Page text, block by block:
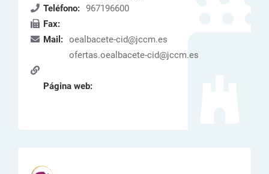
Teléfono: 967196600
Fax:
Mail: oealbacete-cid@jccm.es
ofertas.oealbacete-cid@jccm.es
Página web: